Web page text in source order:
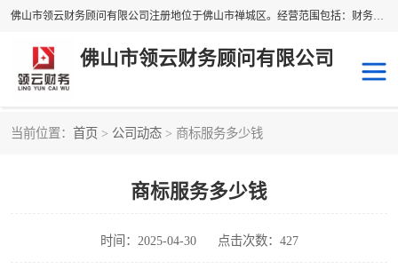
佛山市领云财务顾问有限公司注册地位于佛山市禅城区。经营范围包括：财务咨询，税务服务，企业管理咨询，信息咨询服务，法律咨询顾问，商务代理代办等服务；主要项目有：代理记账，旧账账务处理，疑难账务处理，建账审账；纳税申报，网上申请发票，企业税务分析、审查与评估；注册个体工商户，注册公司，公司注销；企业名称、地址、法人、股东、经营范围、营业期限等资料变更；商标注册、商标转让。财税审计、税务咨询、公司年审。
佛山市领云财务顾问有限公司
当前位置： 首页 > 公司动态 > 商标服务多少钱
商标服务多少钱
时间：2025-04-30 点击次数：427
税务筹划
进出口经营权